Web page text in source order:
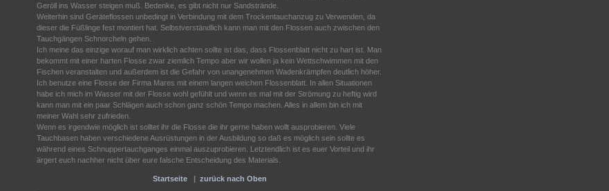
Geröll ins Wasser steigen muß. Bedenke, es gibt nicht nur Sandstrände.
Weiterhin sind Geräteflossen unbedingt in Verbindung mit dem Trockentauchanzug zu Verwenden, da
dieser die Füßlinge fest montiert hat. Selbstverständlich kann man mit den Flossen auch zwischen den
Tauchgängen Schnorcheln gehen.
Ich meine das einzige worauf man wirklich achten sollte ist das, dass Flossenblatt nicht zu hart ist. Man
bekommt mit einer harten Flosse zwar ziemlich Tempo aber wir wollen ja kein Wettschwimmen mit den
Fischen veranstalten und außerdem ist die Gefahr von unangenehmen Wadenkrämpfen deutlich höher.
Ich benutze eine Flosse der Firma Mares mit einem langen weichen Flossenblatt. In allen Situationen
habe ich mich im Wasser mit der Flosse wohl gefühlt und wenn es mal mit der Strömung zu heftig wird
kann man mit ein paar Schlägen auch schon ganz schön Tempo machen. Alles in allem bin ich mit
meiner Wahl sehr zufrieden.
Wenn es irgendwie möglich ist solltet ihr die Flosse die ihr gerne haben wollt ausprobieren. Viele
Tauchbasen haben verschiedene Ausrüstungen in der Ausbildung so daß es möglich sein sollte es
während eines Schnuppertauchganges einmal auszuprobieren. Letztendlich ist es euer Vorteil und ihr
ärgert euch nachher nicht über eure falsche Entscheidung des Materials.
Startseite | zurück nach Oben